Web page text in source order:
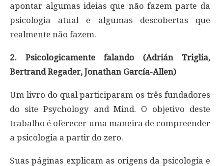
apontar algumas ideias que não fazem parte da
psicologia atual e algumas descobertas que
realmente não fazem.
2. Psicologicamente falando (Adrián Triglia,
Bertrand Regader, Jonathan García-Allen)
Um livro do qual participaram os três fundadores
do site Psychology and Mind. O objetivo deste
trabalho é oferecer uma maneira de compreender
a psicologia a partir do zero.
Suas páginas explicam as origens da psicologia e